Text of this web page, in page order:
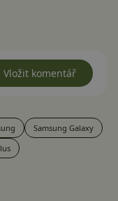
Vložit komentář
Samsung Galaxy